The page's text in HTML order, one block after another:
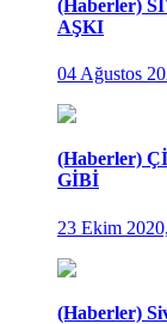
(Haberler)
AŞKI
04 Ağustos
(Haberler)
GİBİ
23 Ekim
(Haberler)